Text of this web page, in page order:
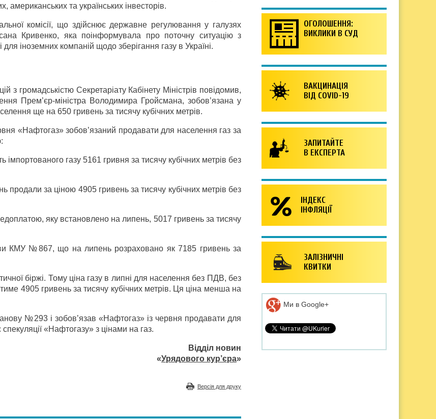
американських та українських інвесторів.
комісії, що здійснює державне регулювання у галузях
Кривенко, яка поінформувала про поточну ситуацію з
іноземних компаній щодо зберігання газу в Україні.
з громадськістю Секретаріату Кабінету Міністрів повідомив,
Прем’єр-міністра Володимира Гройсмана, зобов’язана у
ще на 650 гривень за тисячу кубічних метрів.
«Нафтогаз» зобов’язаний продавати для населення газ за
газу 5161 гривня за тисячу кубічних метрів без
продали за ціною 4905 гривень за тисячу кубічних метрів без
яку встановлено на липень, 5017 гривень за тисячу
КМУ №867, що на липень розраховано як 7185 гривень за
біржі. Тому ціна газу в липні для населення без ПДВ, без
4905 гривень за тисячу кубічних метрів. Ця ціна менша на
№293 і зобов’язав «Нафтогаз» із червня продавати для
«Нафтогазу» з цінами на газ.
Відділ новин
«Урядового кур’єра»
Версія для друку
ОГОЛОШЕННЯ:
ВИКЛИКИ В СУД
ВАКЦИНАЦІЯ
ВІД COVID-19
ЗАПИТАЙТЕ
В ЕКСПЕРТА
ІНДЕКС
ІНФЛЯЦІЇ
ЗАЛІЗНИЧНІ
КВИТКИ
Ми в Google+